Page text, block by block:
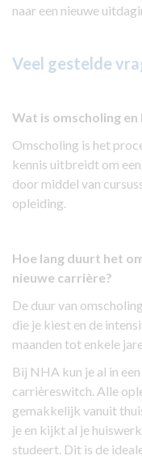
naar een nieuwe
Veel gestelde
Wat is omscholing
Omscholing is het
kennis uitbreidt om
door middel van
opleiding.
Hoe lang duurt het
nieuwe carrière?
De duur van
die je kiest en de
maanden tot enkele
Bij NHA kun je al in
carrièreswitch. Alle
gemakkelijk vanuit
je en kijkt al je
studeert. Dit is de